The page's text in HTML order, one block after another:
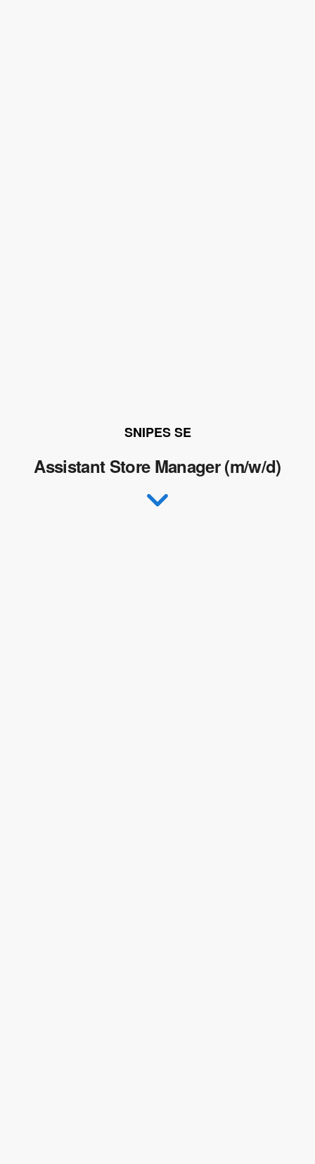
SNIPES SE
Assistant Store Manager (m/w/d)